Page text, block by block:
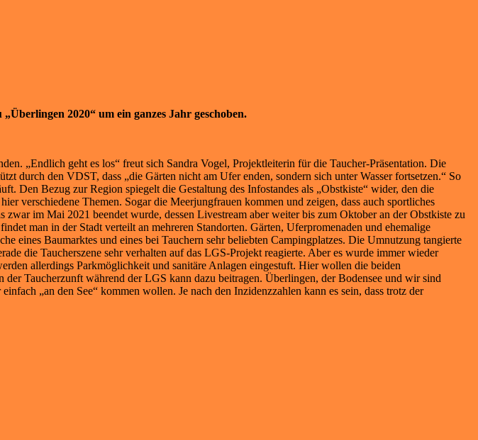
2020“ um ein ganzes Jahr geschoben.
„Endlich geht es los“ freut sich Sandra Vogel, Projektleiterin für die Taucher-Präsentation. Die
durch den VDST, dass „die Gärten nicht am Ufer enden, sondern sich unter Wasser fortsetzen.“ So
Den Bezug zur Region spiegelt die Gestaltung des Infostandes als „Obstkiste“ wider, den die
verschiedene Themen. Sogar die Meerjungfrauen kommen und zeigen, dass auch sportliches
im Mai 2021 beendet wurde, dessen Livestream aber weiter bis zum Oktober an der Obstkiste zu
man in der Stadt verteilt an mehreren Standorten. Gärten, Uferpromenaden und ehemalige
eines Baumarktes und eines bei Tauchern sehr beliebten Campingplatzes. Die Umnutzung tangierte
die Taucherszene sehr verhalten auf das LGS-Projekt reagierte. Aber es wurde immer wieder
allerdings Parkmöglichkeit und sanitäre Anlagen eingestuft. Hier wollen die beiden
Taucherzunft während der LGS kann dazu beitragen. Überlingen, der Bodensee und wir sind
„an den See“ kommen wollen. Je nach den Inzidenzzahlen kann es sein, dass trotz der